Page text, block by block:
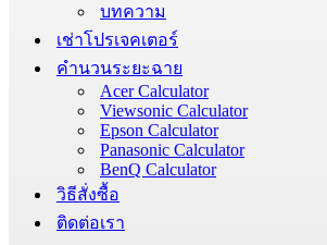
บทความ
เช่าโปรเจคเตอร์
คำนวนระยะฉาย
Acer Calculator
Viewsonic Calculator
Epson Calculator
Panasonic Calculator
BenQ Calculator
วิธีสั่งซื้อ
ติดต่อเรา